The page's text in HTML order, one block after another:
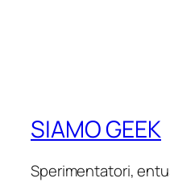
SIAMO GEEK
Sperimentatori,